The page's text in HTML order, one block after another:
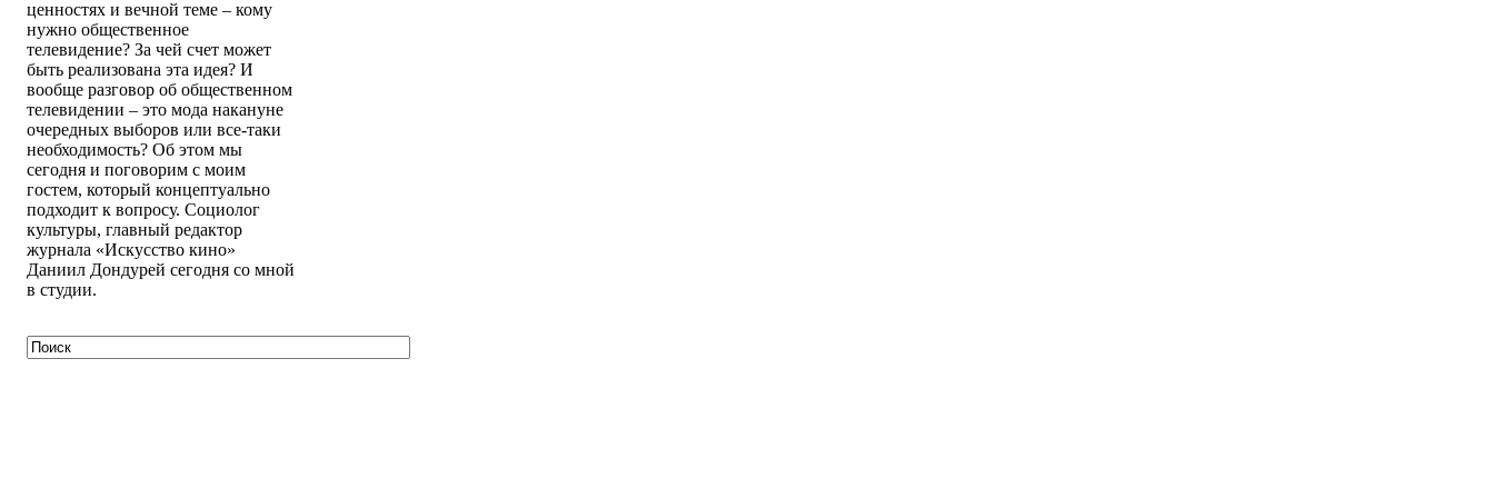
ценностях и вечной теме – кому
нужно общественное
телевидение? За чей счет может
быть реализована эта идея? И
вообще разговор об общественном
телевидении – это мода накануне
очередных выборов или все-таки
необходимость? Об этом мы
сегодня и поговорим с моим
гостем, который концептуально
подходит к вопросу. Социолог
культуры, главный редактор
журнала «Искусство кино»
Даниил Дондурей сегодня со мной
в студии.